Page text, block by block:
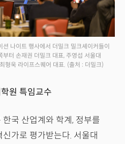
나이트 행사에서 더밀크 밀크셰이커들이
터 손재권 더밀크 대표, 주영섭 서울대
형욱 라이프스퀘어 대표. (출처 : 더밀크)
원 특임교수
국 산업계와 학계, 정부를
가로 평가받는다. 서울대